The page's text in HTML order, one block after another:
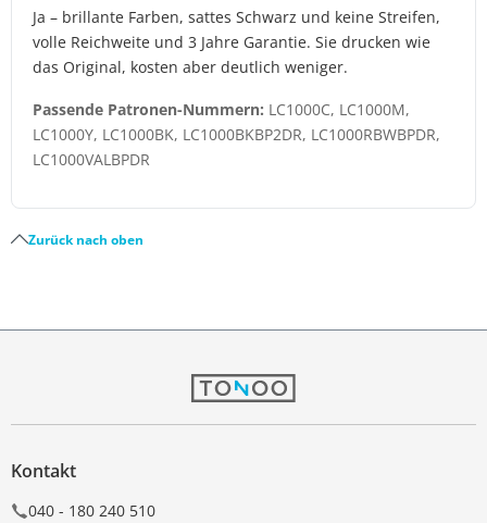
Ja – brillante Farben, sattes Schwarz und keine Streifen,
volle Reichweite und 3 Jahre Garantie. Sie drucken wie
das Original, kosten aber deutlich weniger.
Passende Patronen-Nummern: LC1000C, LC1000M,
LC1000Y, LC1000BK, LC1000BKBP2DR, LC1000RBWBPDR,
LC1000VALBPDR
Zurück nach oben
Kontakt
040 - 180 240 510